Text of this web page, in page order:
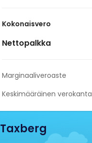
Kokonaisvero
Nettopalkka
Marginaaliveroaste
Keskimääräinen verokanta
Taxberg